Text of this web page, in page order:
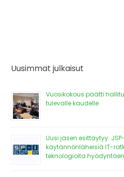
Uusimmat julkaisut
Vuosikokous päätti
tulevalle kaudelle
Uusi jäsen esittäytyy:
käytännönläheisiä IT-
teknologioita hyödyntäen